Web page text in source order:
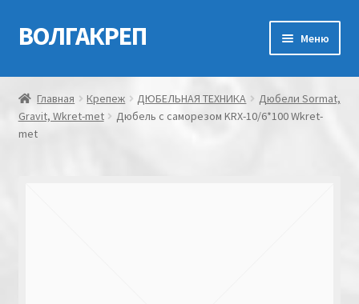
Перейти
к
Перейти
к
ВОЛГАКРЕП Меню
Главная
Контакты
Главная Крепеж ДЮБЕЛЬНАЯ ТЕХНИКА
Дюбели Sormat,
Gravit, Wkret-met
Дюбель с саморезом KRX-10/6*100 Wkret-
met